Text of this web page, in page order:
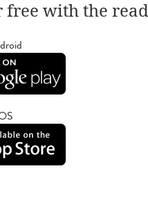
free with the